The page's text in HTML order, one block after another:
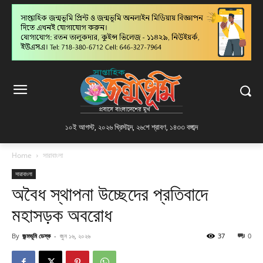
১০ই আগস্ট, ২০২৬ খ্রিস্টাব্দ, ২৬শে শ্রাবণ, ১৪৩৩ বঙ্গাব্দ
Home সারাবাংলা
সারাবাংলা
অবৈধ স্থাপনা উচ্ছেদের প্রতিবাদে
মহাসড়ক অবরোধ
By জন্মভূমি ডেস্ক - জুন ১৬, ২০২৬ 0
37